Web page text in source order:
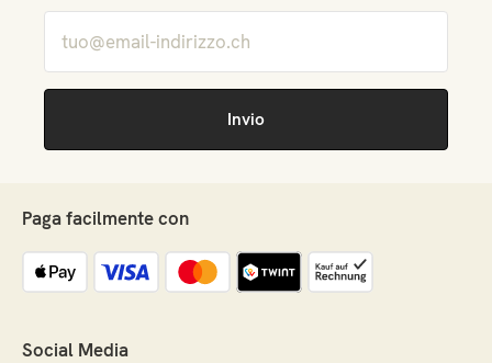
Paga facilmente con
Social Media